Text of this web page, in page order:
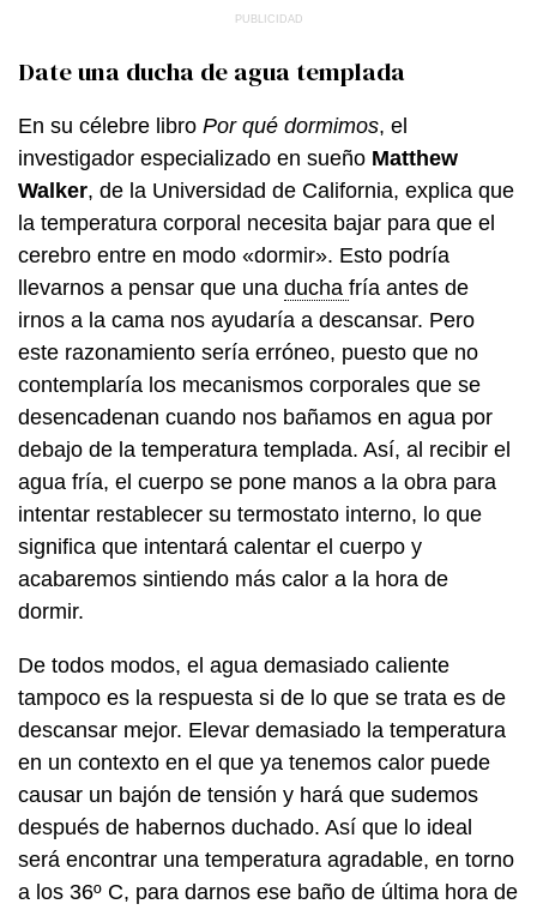
Date una ducha de agua templada
En su célebre libro Por qué dormimos, el
investigador especializado en sueño Matthew
Walker, de la Universidad de California, explica que
la temperatura corporal necesita bajar para que el
cerebro entre en modo «dormir». Esto podría
llevarnos a pensar que una ducha fría antes de
irnos a la cama nos ayudaría a descansar. Pero
este razonamiento sería erróneo, puesto que no
contemplaría los mecanismos corporales que se
desencadenan cuando nos bañamos en agua por
debajo de la temperatura templada. Así, al recibir el
agua fría, el cuerpo se pone manos a la obra para
intentar restablecer su termostato interno, lo que
significa que intentará calentar el cuerpo y
acabaremos sintiendo más calor a la hora de
dormir.
De todos modos, el agua demasiado caliente
tampoco es la respuesta si de lo que se trata es de
descansar mejor. Elevar demasiado la temperatura
en un contexto en el que ya tenemos calor puede
causar un bajón de tensión y hará que sudemos
después de habernos duchado. Así que lo ideal
será encontrar una temperatura agradable, en torno
a los 36º C, para darnos ese baño de última hora de